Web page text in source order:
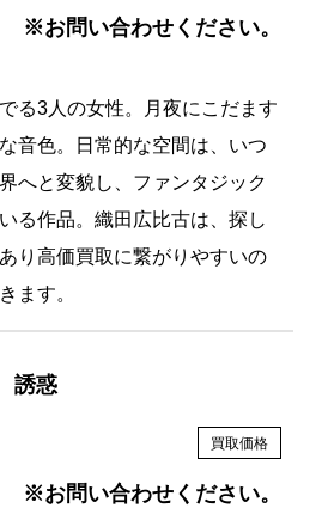
※お問い合わせください。
る3人の女性。月夜にこだます
音色。日常的な空間は、いつ
へと変貌し、ファンタジック
る作品。織田広比古は、探し
り高価買取に繋がりやすいの
ます。
誘惑
買取価格
※お問い合わせください。